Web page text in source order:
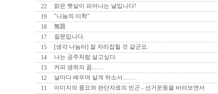
22
맑은 햇살이 피어나는 날입니다!
19
"나눔의 미학"
18
無題
17
질문입니다.
15
[생각 나눔터] 잘 자리잡힐 것 같군요.
14
나는 공주처럼 살고싶다.
13
커피 생쥐의 꿈........
12
날마다 배우며 살게 하소서.........
11
이미지의 풍요와 판단자료의 빈곤 - 선거운동을 바라보면서